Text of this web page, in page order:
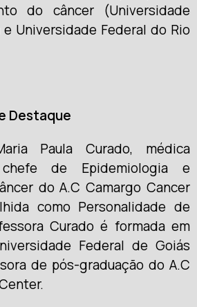
do câncer (Universidade
Universidade Federal do Rio
Destaque
Paula Curado, médica
de Epidemiologia e
do A.C Camargo Cancer
como Personalidade de
Curado é formada em
Federal de Goiás
de pós-graduação do A.C